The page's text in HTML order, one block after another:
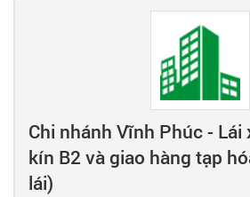
Chi nhánh Vĩnh Phúc - Lái
kín B2 và giao hàng tạp
lái)